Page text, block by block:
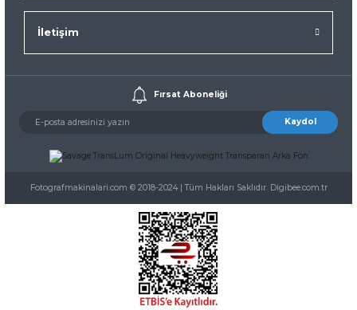
İletişim
Fırsat Aboneliği
Kaydol
Fotografmakinalari.com © 2018-2024 | Tüm Hakları Saklıdır. Digibee.com.tr